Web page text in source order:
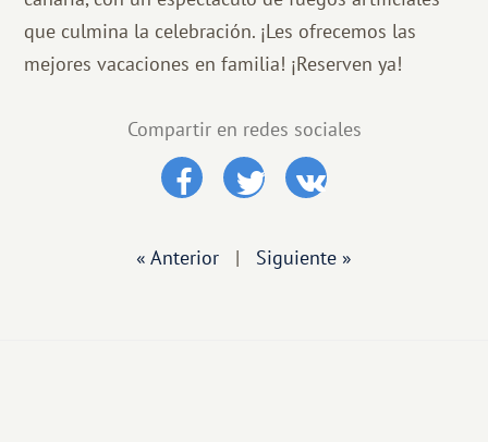
que culmina la celebración. ¡Les ofrecemos las
mejores vacaciones en familia! ¡Reserven ya!
Compartir en redes sociales
« Anterior | Siguiente »